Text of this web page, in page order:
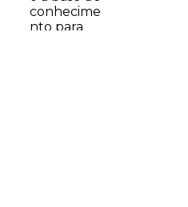
conhecime
nto para